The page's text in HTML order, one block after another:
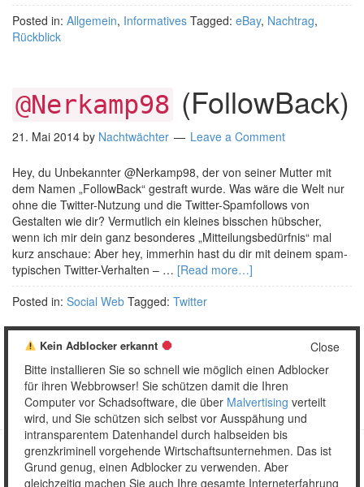
Posted in: Allgemein, Informatives Tagged: eBay, Nachtrag,
Rückblick
@Nerkamp98 (FollowBack)
21. Mai 2014 by Nachtwächter Leave a Comment
Hey, du Unbekannter @Nerkamp98, der von seiner Mutter mit
dem Namen „FollowBack“ gestraft wurde. Was wäre die Welt nur
ohne die Twitter-Nutzung und die Twitter-Spamfollows von
Gestalten wie dir? Vermutlich ein kleines bisschen hübscher,
wenn ich mir dein ganz besonderes „Mitteilungsbedürfnis“ mal
kurz anschaue: Aber hey, immerhin hast du dir mit deinem spam-
typischen Twitter-Verhalten – … [Read more…]
Posted in: Social Web Tagged: Twitter
1 2 … 5 Weiter »
Copyright © 2026 Unser täglich Spam.
Close
Kein Adblocker erkannt
Bitte installieren Sie so schnell wie möglich einen Adblocker
für ihren Webbrowser! Sie schützen damit die Ihren
Computer vor Schadsoftware, die über Malvertising verteilt
wird, und Sie schützen sich selbst vor Ausspähung und
intransparentem Datenhandel durch halbseiden bis
grenzkriminell vorgehende Wirtschaftsunternehmen. Das ist
Grund genug, einen Adblocker zu verwenden. Aber
gleichzeitig machen Sie auch Ihre gesamte Interneterfahrung